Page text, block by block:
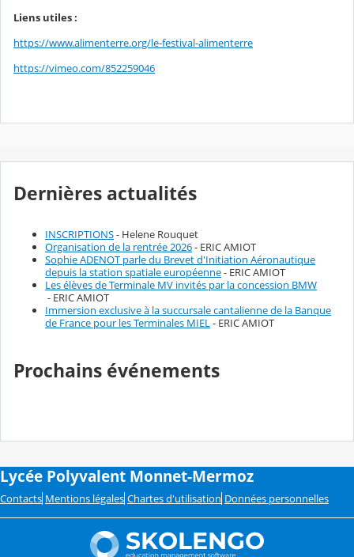
Liens utiles :
https://www.alimenterre.org/le-festival-alimenterre
https://vimeo.com/852259046
Dernières actualités
INSCRIPTIONS- Helene Rouquet
Organisation de la rentrée 2026- ERIC AMIOT
Sophie ADENOT parle du Brevet d'Initiation Aéronautique
depuis la station spatiale européenne- ERIC AMIOT
Les élèves de Terminale MV invités par la concession BMW
- ERIC AMIOT
Immersion exclusive à la succursale cantalienne de la Banque
de France pour les Terminales MIEL- ERIC AMIOT
Prochains événements
Lycée Polyvalent Monnet-Mermoz
Contacts Mentions légales Chartes d'utilisation Données personnelles